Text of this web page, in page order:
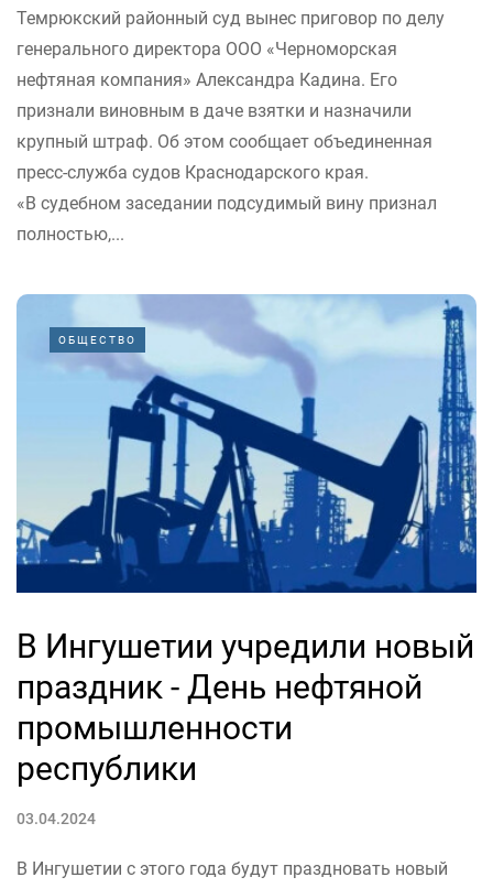
Темрюкский районный суд вынес приговор по делу
генерального директора ООО «Черноморская
нефтяная компания» Александра Кадина. Его
признали виновным в даче взятки и назначили
крупный штраф. Об этом сообщает объединенная
пресс-служба судов Краснодарского края.
«В судебном заседании подсудимый вину признал
полностью,...
ОБЩЕСТВО
В Ингушетии учредили новый
праздник - День нефтяной
промышленности
республики
03.04.2024
В Ингушетии с этого года будут праздновать новый